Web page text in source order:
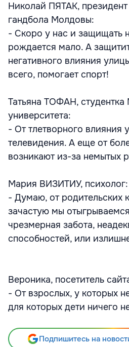
Николай ПЯТАК,
гандбола Молдовы:
- Скоро у нас и защищать
рождается мало. А
негативного влияния
всего, помогает спорт!
Татьяна ТОФАН,
университета:
- От тлетворного влияния
телевидения. А еще от
возникают из-за немытых
Мария ВИЗИТИУ, психолог:
- Думаю, от родительских
зачастую мы
чрезмерная забота,
способностей, или
Вероника, посетитель
- От взрослых, у которых
для которых дети ничего
Подпишитесь на